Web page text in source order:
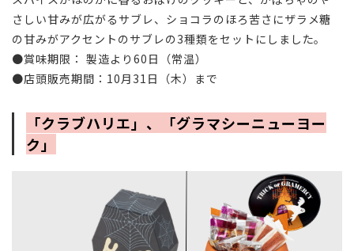
さしい甘みが広がるサブレ、ショコラのほろ苦さにザラメ糖
の甘みがアクセントのサブレの3種類をセットにしました。
●賞味期限： 製造より60日（常温）
●店頭販売期間：10月31日（木）まで
「クラブハリエ」、「グラマシーニューヨー
ク」